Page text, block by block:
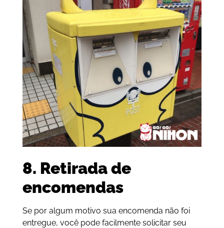
8. Retirada de
encomendas
Se por algum motivo sua encomenda não foi
entregue, você pode facilmente solicitar seu